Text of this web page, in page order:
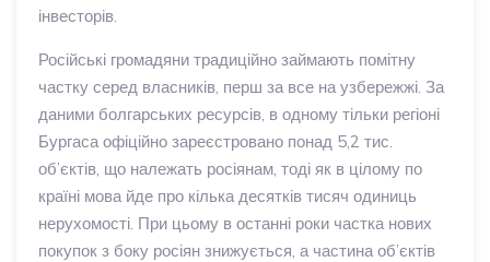
інвесторів.
Російські громадяни традиційно займають помітну
частку серед власників, перш за все на узбережжі. За
даними болгарських ресурсів, в одному тільки регіоні
Бургаса офіційно зареєстровано понад 5,2 тис.
об’єктів, що належать росіянам, тоді як в цілому по
країні мова йде про кілька десятків тисяч одиниць
нерухомості. При цьому в останні роки частка нових
покупок з боку росіян знижується, а частина об’єктів